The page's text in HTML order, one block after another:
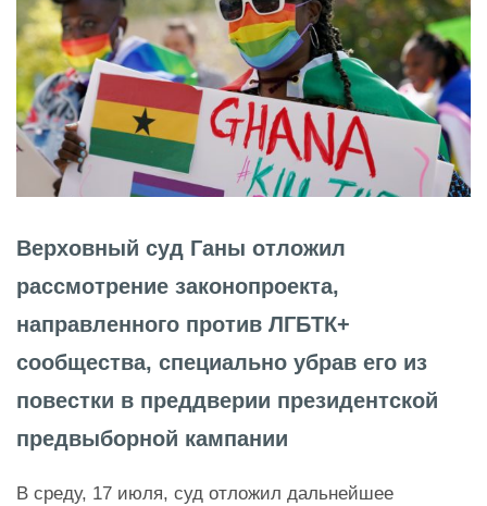
Верховный суд Ганы отложил
рассмотрение законопроекта,
направленного против ЛГБТК+
сообщества, специально убрав его из
повестки в преддверии президентской
предвыборной кампании
В среду, 17 июля, суд отложил дальнейшее